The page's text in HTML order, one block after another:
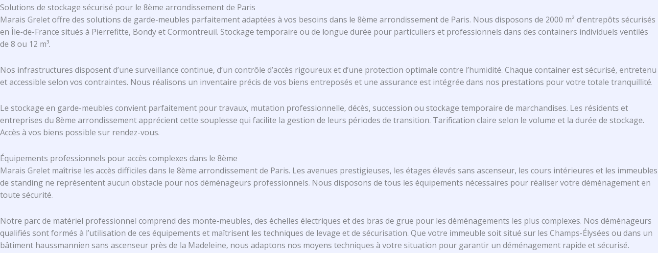
Solutions de stockage sécurisé pour le 8ème arrondissement de Paris
Marais Grelet offre des solutions de garde-meubles parfaitement adaptées à vos besoins dans le 8ème arrondissement de Paris. Nous disposons de 2000 m² d’entrepôts sécurisés
en Île-de-France situés à Pierrefitte, Bondy et Cormontreuil. Stockage temporaire ou de longue durée pour particuliers et professionnels dans des containers individuels ventilés
de 8 ou 12 m³.
Nos infrastructures disposent d’une surveillance continue, d’un contrôle d’accès rigoureux et d’une protection optimale contre l’humidité. Chaque container est sécurisé, entretenu
et accessible selon vos contraintes. Nous réalisons un inventaire précis de vos biens entreposés et une assurance est intégrée dans nos prestations pour votre totale tranquillité.
Le stockage en garde-meubles convient parfaitement pour travaux, mutation professionnelle, décès, succession ou stockage temporaire de marchandises. Les résidents et
entreprises du 8ème arrondissement apprécient cette souplesse qui facilite la gestion de leurs périodes de transition. Tarification claire selon le volume et la durée de stockage.
Accès à vos biens possible sur rendez-vous.
Équipements professionnels pour accès complexes dans le 8ème
Marais Grelet maîtrise les accès difficiles dans le 8ème arrondissement de Paris. Les avenues prestigieuses, les étages élevés sans ascenseur, les cours intérieures et les immeubles
de standing ne représentent aucun obstacle pour nos déménageurs professionnels. Nous disposons de tous les équipements nécessaires pour réaliser votre déménagement en
toute sécurité.
Notre parc de matériel professionnel comprend des monte-meubles, des échelles électriques et des bras de grue pour les déménagements les plus complexes. Nos déménageurs
qualifiés sont formés à l’utilisation de ces équipements et maîtrisent les techniques de levage et de sécurisation. Que votre immeuble soit situé sur les Champs-Élysées ou dans un
bâtiment haussmannien sans ascenseur près de la Madeleine, nous adaptons nos moyens techniques à votre situation pour garantir un déménagement rapide et sécurisé.